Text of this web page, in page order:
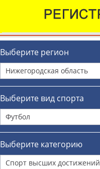
Выберите регион
Нижегородская область
Выберите вид спорта
Футбол
Выберите категорию
Спорт высших достижений